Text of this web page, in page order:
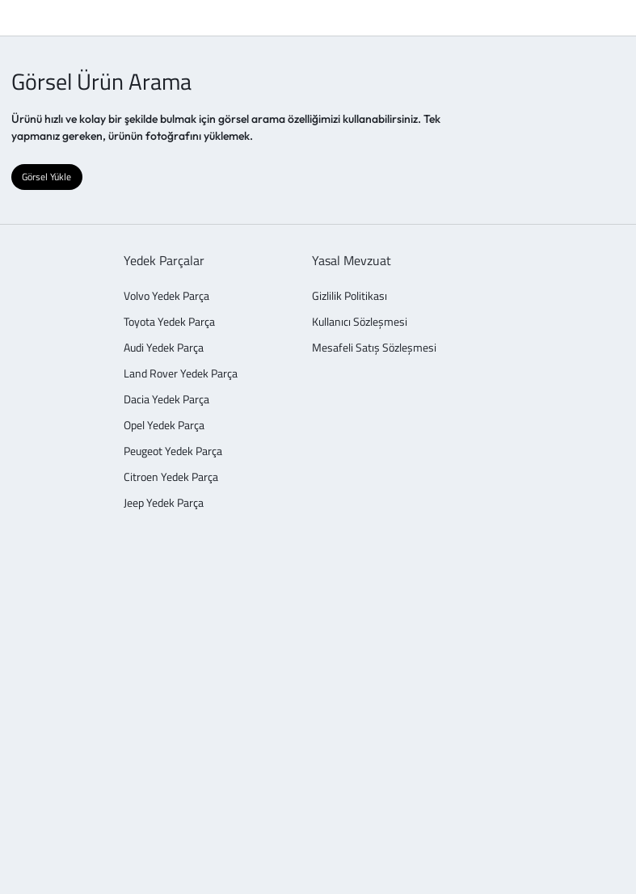
Görsel Ürün Arama
Ürünü hızlı ve kolay bir şekilde bulmak için görsel arama özelliğimizi kullanabilirsiniz. Tek
yapmanız gereken, ürünün fotoğrafını yüklemek.
Görsel Yükle
Yedek Parçalar
Volvo Yedek Parça
Toyota Yedek Parça
Audi Yedek Parça
Land Rover Yedek Parça
Dacia Yedek Parça
Opel Yedek Parça
Peugeot Yedek Parça
Citroen Yedek Parça
Jeep Yedek Parça
Yasal Mevzuat
Gizlilik Politikası
Kullanıcı Sözleşmesi
Mesafeli Satış Sözleşmesi